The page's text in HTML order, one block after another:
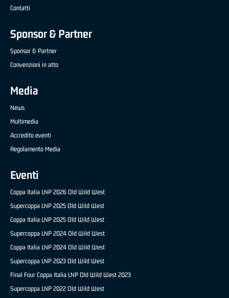
Contatti
Sponsor & Partner
Sponsor & Partner
Convenzioni in atto
Media
News
Multimedia
Accredito eventi
Regolamento Media
Eventi
Coppa Italia LNP 2026 Old Wild West
Supercoppa LNP 2025 Old Wild West
Coppa Italia LNP 2025 Old Wild West
Supercoppa LNP 2024 Old Wild West
Coppa Italia LNP 2024 Old Wild West
Supercoppa LNP 2023 Old Wild West
Final Four Coppa Italia LNP Old Wild West 2023
Supercoppa LNP 2022 Old Wild West